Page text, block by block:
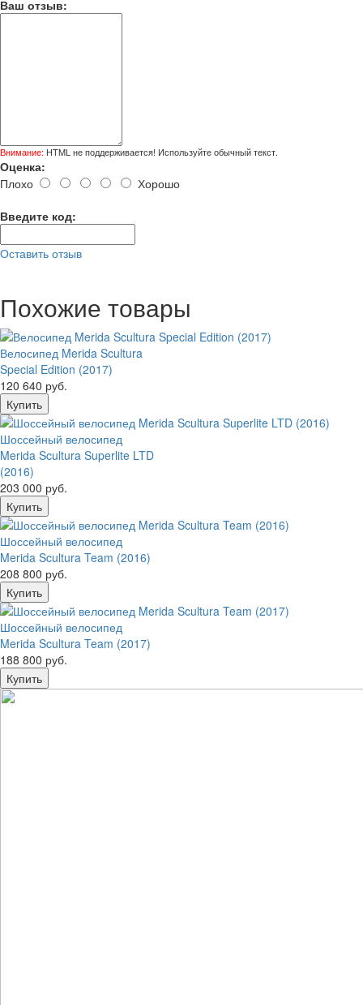
Ваш отзыв:
Внимание: HTML не поддерживается! Используйте обычный текст.
Оценка:
Плохо
Хорошо
Введите код:
Оставить отзыв
Похожие товары
Велосипед Merida Scultura
Special Edition (2017)
120 640 руб.
Шоссейный велосипед
Merida Scultura Superlite LTD
(2016)
203 000 руб.
Шоссейный велосипед
Merida Scultura Team (2016)
208 800 руб.
Шоссейный велосипед
Merida Scultura Team (2017)
188 800 руб.